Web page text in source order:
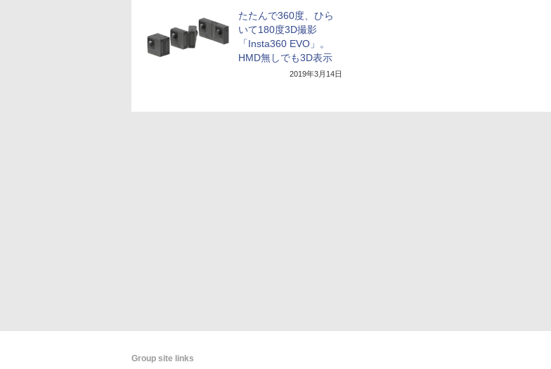
たたんで360度、ひら
いて180度3D撮影
「Insta360 EVO」。
HMD無しでも3D表示
2019年3月14日
Group site links